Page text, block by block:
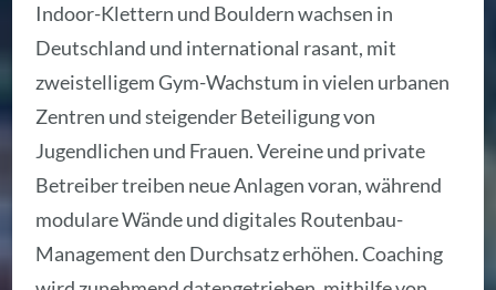
Indoor-Klettern und Bouldern wachsen in
Deutschland und international rasant, mit
zweistelligem Gym-Wachstum in vielen urbanen
Zentren und steigender Beteiligung von
Jugendlichen und Frauen. Vereine und private
Betreiber treiben neue Anlagen voran, während
modulare Wände und digitales Routenbau-
Management den Durchsatz erhöhen. Coaching